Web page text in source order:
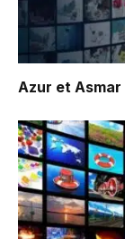
Azur et Asmar